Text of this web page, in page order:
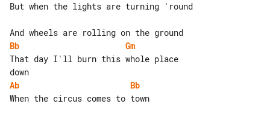
But when the lights are turning 'round
Bb
Gm
That day I'll burn this whole place
Ab
Bb
When the circus comes to town